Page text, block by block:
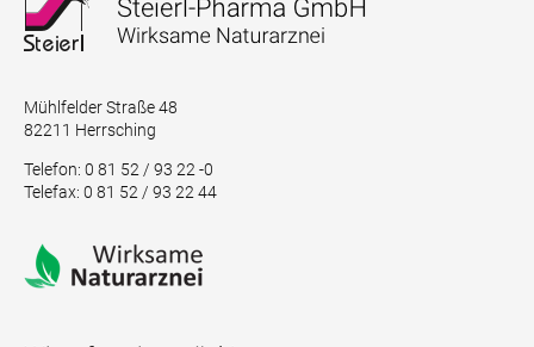
Mühlfelder Straße 48
82211 Herrsching
Telefon: 0 81 52 / 93 22 -0
Telefax: 0 81 52 / 93 22 44